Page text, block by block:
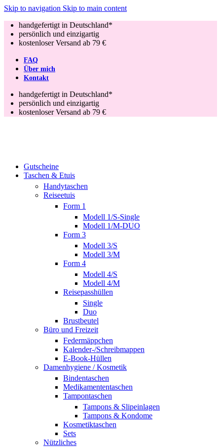
Skip to navigation Skip to main content
handgefertigt in Deutschland*
persönlich und einzigartig
kostenloser Versand ab 79 €
FAQ
Über mich
Kontakt
handgefertigt in Deutschland*
persönlich und einzigartig
kostenloser Versand ab 79 €
Gutscheine
Taschen & Etuis
Handytaschen
Reiseetuis
Form 1
Modell 1/S-Single
Modell 1/M-DUO
Form 3
Modell 3/S
Modell 3/M
Form 4
Modell 4/S
Modell 4/M
Reisepasshüllen
Single
Duo
Brustbeutel
Büro und Freizeit
Federmäppchen
Kalender-/Schreibmappen
E-Book-Hüllen
Damenhygiene / Kosmetik
Bindentaschen
Medikamententaschen
Tampontaschen
Tampons & Slipeinlagen
Tampons & Kondome
Kosmetiktaschen
Sets
Nützliches